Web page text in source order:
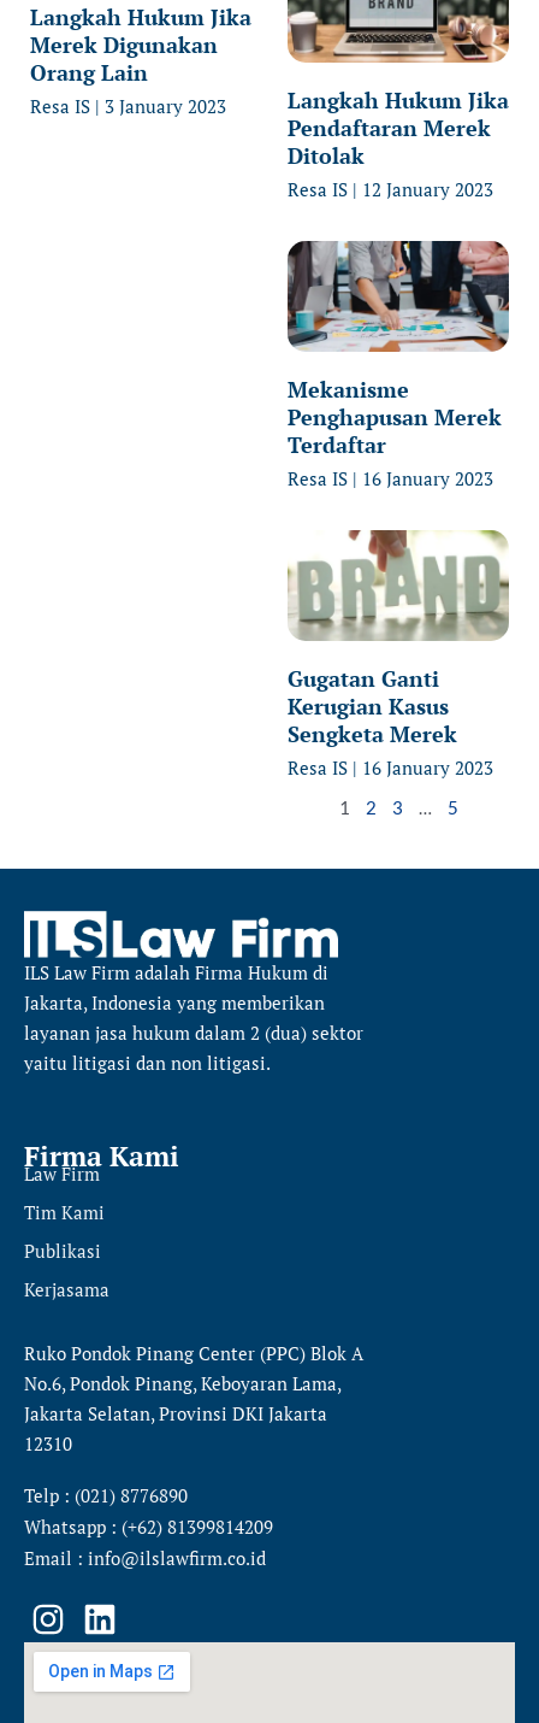
Langkah Hukum Jika
Merek Digunakan
Orang Lain
Resa IS 3 January 2023
Langkah Hukum Jika
Pendaftaran Merek
Ditolak
Resa IS 12 January 2023
Mekanisme
Penghapusan Merek
Terdaftar
Resa IS 16 January 2023
Gugatan Ganti
Kerugian Kasus
Sengketa Merek
Resa IS 16 January 2023
1 2 3 5
ILS Law Firm adalah Firma Hukum di
Jakarta, Indonesia yang memberikan
layanan jasa hukum dalam 2 (dua) sektor
yaitu litigasi dan non litigasi.
Firma Kami
Law Firm
Tim Kami
Publikasi
Kerjasama
Ruko Pondok Pinang Center (PPC) Blok A
No.6, Pondok Pinang, Keboyaran Lama,
Jakarta Selatan, Provinsi DKI Jakarta
12310
Telp : (021) 8776890
Whatsapp : (+62) 81399814209
Email : info@ilslawfirm.co.id
I
n
s
L
i
n